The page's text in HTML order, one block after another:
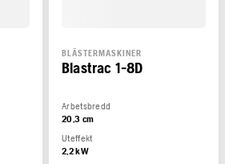
BLÄSTERMASKINER
Blastrac 1-8D
Arbetsbredd
20,3 cm
Uteffekt
2,2 kW